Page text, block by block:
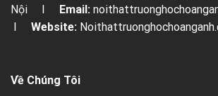
Nội I Email:
I Website:
Về Chúng Tôi